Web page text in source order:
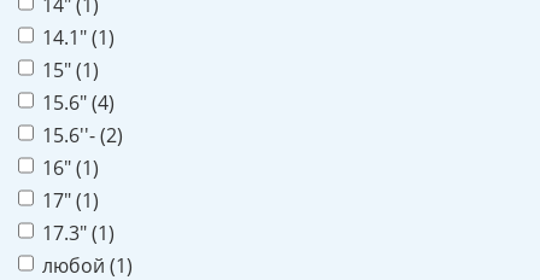
14.1" (1)
15" (1)
15.6" (4)
15.6''- (2)
16" (1)
17" (1)
17.3" (1)
любой (1)